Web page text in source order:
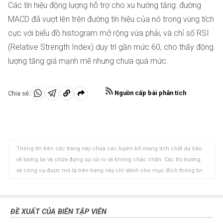
Các tín hiệu động lượng hỗ trợ cho xu hướng tăng: đường
MACD đã vượt lên trên đường tín hiệu của nó trong vùng tích
cực với biểu đồ histogram mở rộng vừa phải, và chỉ số RSI
(Relative Strength Index) duy trì gần mức 60, cho thấy động
lượng tăng giá mạnh mẽ nhưng chưa quá mức.
Chia sẻ:
Chia Chia Sao
tạm
Nguồn cấp bài phân tích
Thông tin trên các trang này chứa các tuyên bố mang tính chất dự báo
về tương lai và chứa đựng sự rủi ro và không chắc chắn. Các thị trường
và công cụ được mô tả trên trang này chỉ dành cho mục đích thông tin
hoặc sai sót trọng yếu. FXStreet cũng không đảm bảo rằng thông tin này
ĐỀ XUẤT CỦA BIÊN TẬP VIÊN